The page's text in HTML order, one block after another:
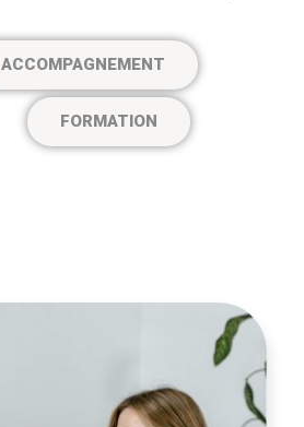
ACCOMPAGNEMENT
FORMATION